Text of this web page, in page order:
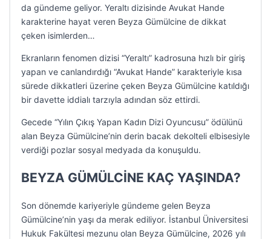
da gündeme geliyor. Yeraltı dizisinde Avukat Hande
karakterine hayat veren Beyza Gümülcine de dikkat
çeken isimlerden…
Ekranların fenomen dizisi “Yeraltı” kadrosuna hızlı bir giriş
yapan ve canlandırdığı “Avukat Hande” karakteriyle kısa
sürede dikkatleri üzerine çeken Beyza Gümülcine katıldığı
bir davette iddialı tarzıyla adından söz ettirdi.
Gecede “Yılın Çıkış Yapan Kadın Dizi Oyuncusu” ödülünü
alan Beyza Gümülcine’nin derin bacak dekolteli elbisesiyle
verdiği pozlar sosyal medyada da konuşuldu.
BEYZA GÜMÜLCİNE KAÇ YAŞINDA?
Son dönemde kariyeriyle gündeme gelen Beyza
Gümülcine’nin yaşı da merak ediliyor. İstanbul Üniversitesi
Hukuk Fakültesi mezunu olan Beyza Gümülcine, 2026 yılı